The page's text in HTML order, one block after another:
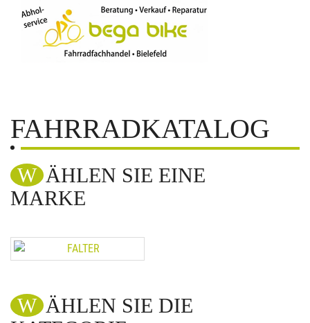
FAHRRADKATALOG
WÄHLEN SIE EINE
MARKE
WÄHLEN SIE DIE